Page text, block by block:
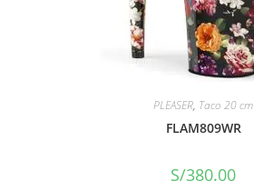
PLEASER, Taco 20 cm
FLAM809WR
S/380.00